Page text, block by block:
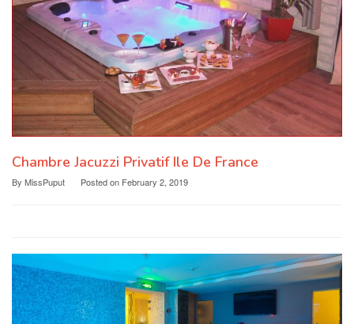
Chambre Jacuzzi Privatif Ile De France
By MissPuput Posted on February 2, 2019